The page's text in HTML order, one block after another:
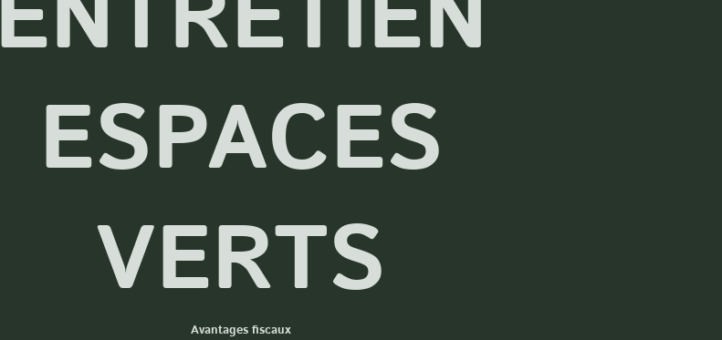
ESPACES
VERTS
Avantages fiscaux